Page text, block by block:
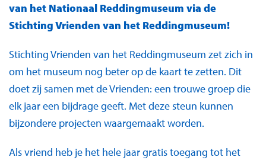
van het Nationaal Reddingmuseum via de
Stichting Vrienden van het Reddingmuseum!
Stichting Vrienden van het Reddingmuseum zet zich in
om het museum nog beter op de kaart te zetten. Dit
doet zij samen met de Vrienden: een trouwe groep die
elk jaar een bijdrage geeft. Met deze steun kunnen
bijzondere projecten waargemaakt worden.
Als vriend heb je het hele jaar gratis toegang tot het